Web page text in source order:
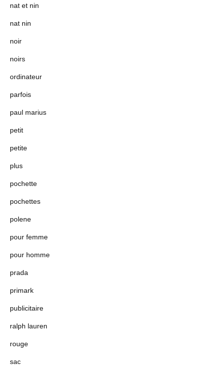
nat et nin
nat nin
noir
noirs
ordinateur
parfois
paul marius
petit
petite
plus
pochette
pochettes
polene
pour femme
pour homme
prada
primark
publicitaire
ralph lauren
rouge
sac